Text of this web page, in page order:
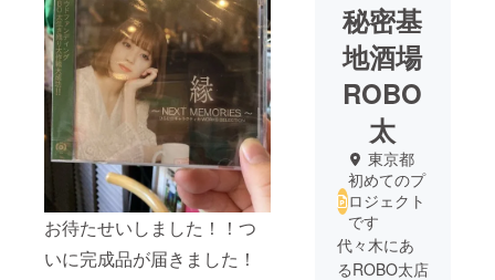
お待たせいしました！！つ
いに完成品が届きました！
秘密基
地酒場
ROBO
太
東京都
初めてのプ
ロジェクト
です
代々木にあ
るROBO太店